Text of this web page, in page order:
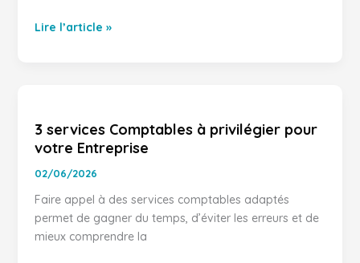
Lire l’article »
3 services Comptables à privilégier pour
votre Entreprise
02/06/2026
Faire appel à des services comptables adaptés
permet de gagner du temps, d’éviter les erreurs et de
mieux comprendre la
Comptables
à
privilégier
votre
Entreprise